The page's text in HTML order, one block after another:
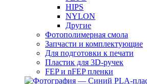
HIPS
NYLON
Другие
Фотополимерная смола
Запчасти и комплектующие
Для подготовки к печати
Пластик для 3D-ручек
FEP и nFEP пленки